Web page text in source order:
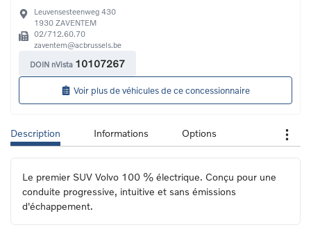
Leuvensesteenweg 430
1930 ZAVENTEM
02/712.60.70
zaventem@acbrussels.be
DOIN nVista 10107267
Voir plus de véhicules de ce concessionnaire
Description Informations Options
Le premier SUV Volvo 100 % électrique. Conçu pour une
conduite progressive, intuitive et sans émissions
d'échappement.